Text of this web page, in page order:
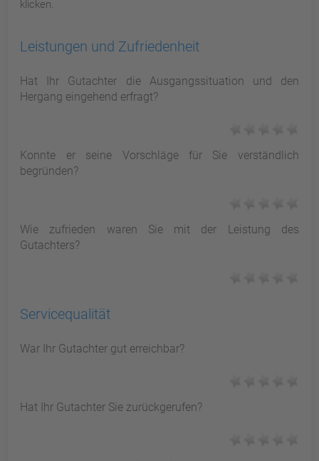
klicken.
Leistungen und Zufriedenheit
Hat Ihr Gutachter die Ausgangssituation und den
Hergang eingehend erfragt?
Konnte er seine Vorschläge für Sie verständlich
begründen?
Wie zufrieden waren Sie mit der Leistung des
Gutachters?
Servicequalität
War Ihr Gutachter gut erreichbar?
Hat Ihr Gutachter Sie zurückgerufen?